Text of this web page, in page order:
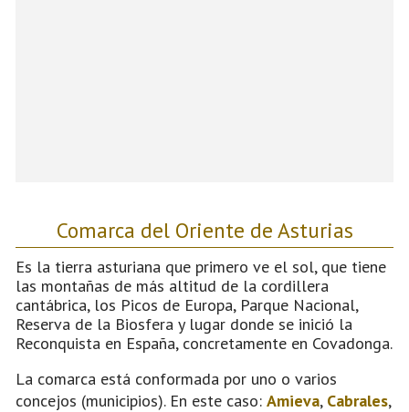
Comarca del Oriente de Asturias
Es la tierra asturiana que primero ve el sol, que tiene
las montañas de más altitud de la cordillera
cantábrica, los Picos de Europa, Parque Nacional,
Reserva de la Biosfera y lugar donde se inició la
Reconquista en España, concretamente en Covadonga.
La comarca está conformada por uno o varios
concejos (municipios). En este caso: Amieva, Cabrales,